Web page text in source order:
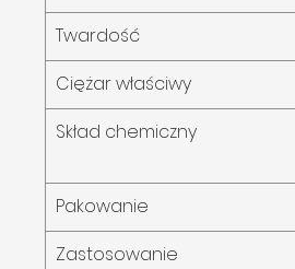
Twardość
Ciężar właściwy
Skład chemiczny
Pakowanie
Zastosowanie